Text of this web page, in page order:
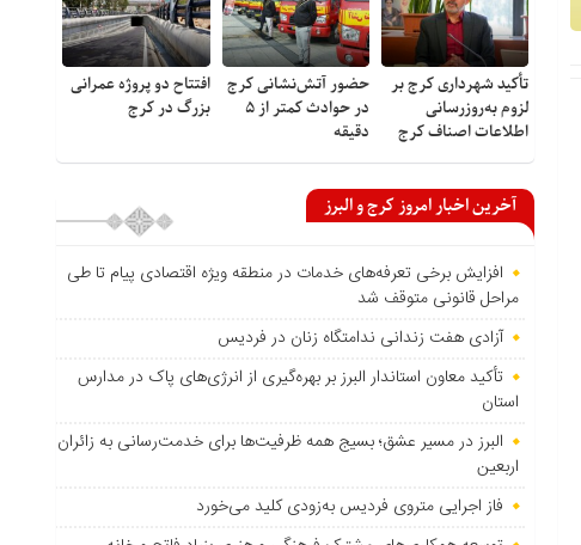
تأکید شهرداری کرج بر
لزوم به‌روزرسانی
اطلاعات اصناف کرج
حضور آتش‌نشانی کرج
در حوادث کمتر از ۵
دقیقه
افتتاح دو پروژه عمرانی
بزرگ در کرج
آخرین اخبار امروز کرج و البرز
افزایش برخی تعرفه‌های خدمات در منطقه ویژه اقتصادی پیام تا طی
مراحل قانونی متوقف شد
آزادی هفت زندانی ندامتگاه زنان در فردیس
تأکید معاون استاندار البرز بر بهره‌گیری از انرژی‌های پاک در مدارس
استان
البرز در مسیر عشق؛ بسیج همه ظرفیت‌ها برای خدمت‌رسانی به زائران
اربعین
فاز اجرایی متروی فردیس به‌زودی کلید می‌خورد